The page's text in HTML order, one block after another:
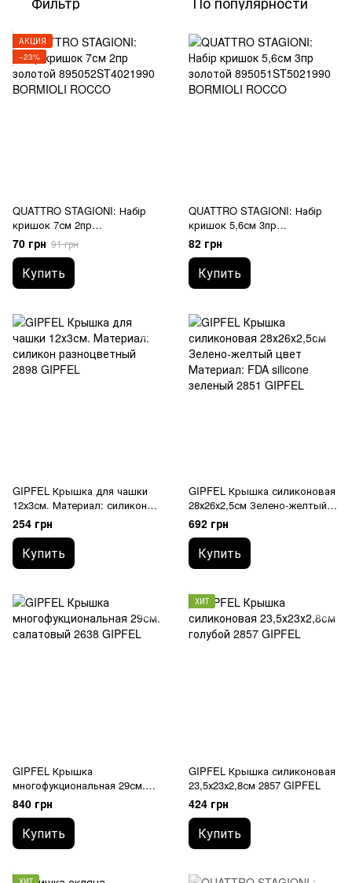
АКЦИЯ
−23%
QUATTRO STAGIONI: Набір
кришок 7см 2пр
895052ST4021990 BORMIOLI
ROCCO
70 грн 91 грн
Купить
QUATTRO STAGIONI: Набір
кришок 5,6см 3пр
895051ST5021990 BORMIOLI
ROCCO
82 грн
Купить
GIPFEL Крышка для чашки
12х3см. Материал: силикон
2898 GIPFEL
254 грн
Купить
GIPFEL Крышка силиконовая
28х26х2,5см Зелено-желтый
цвет Материал: FDA silicone
2851 GIPFEL
692 грн
Купить
GIPFEL Крышка
многофукциональная 29см.
2638 GIPFEL
840 грн
Купить
ХИТ
GIPFEL Крышка силиконовая
23,5х23х2,8см 2857 GIPFEL
424 грн
Купить